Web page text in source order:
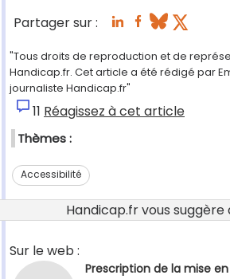
Partager sur :
"Tous droits de reproduction et de
Handicap.fr. Cet article a été rédigé par
journaliste Handicap.fr"
11 Réagissez à cet article
Thèmes :
Accessibilité
Handicap.fr vous suggère
Sur le web :
Prescription de la mise